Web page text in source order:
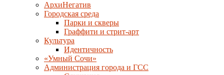
АрхиНегатив
Городская среда
Парки и скверы
Граффити и стрит-арт
Культура
Идентичность
«Умный Сочи»
Администрация города и ГСС